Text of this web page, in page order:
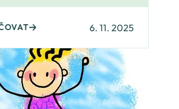
6. 11. 2025